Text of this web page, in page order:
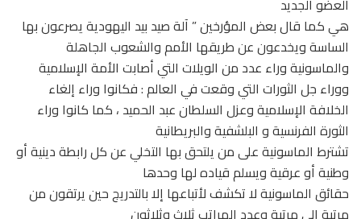
هي كما قال بعض المؤرخين ” آلة صيد بيد اليهودية يصرعون بها
الساسة ويخدعون عن طريقها الأمم والشعوب الجاهلة
والماسونية وراء عدد من الويلات التي أصابت الأمة الإسلامية
ووراء جل الثورات التي وقعت في العالم : فكانوا وراء إلغاء
الخلافة الإسلامية وعزل السلطان عبد الحميد ، كما كانوا وراء
الثورة الفرنسية و البلشفية والبريطانية
تشترط الماسونية على من يلتحق بها التخلي عن كل رابطة دينية أو
وطنية أو عرقية ويسلم قياده لها وحدها
حقائق الماسونية لا تكشف لأتباعها إلا بالتدريج حين يرتقون من
مرتبة إلى مرتبة وعدد المراتب ثلاث وثلاثون